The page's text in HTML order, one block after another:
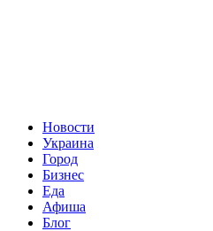
Новости
Украина
Город
Бизнес
Еда
Афиша
Блог